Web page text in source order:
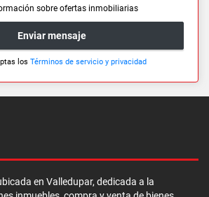
sobre ofertas inmobiliarias
Enviar mensaje
los Términos de servicio y privacidad
en Valledupar, dedicada a la